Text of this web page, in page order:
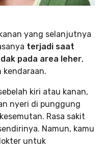
yang selanjutnya
terjadi saat
pada area leher,
kendaraan.
kiri atau kanan,
nyeri di punggung
Rasa sakit
Namun, kamu
untuk